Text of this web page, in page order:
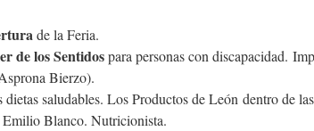
de la Feria.
de los Sentidospara personas con discapacidad.
Bierzo).
dietas saludables. Los Productos de León dentro de
Blanco. Nutricionista.